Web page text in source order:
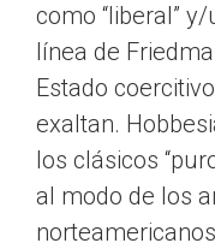
como “liberal” y/
línea de
Estado
exaltan.
los clásicos
al modo de los